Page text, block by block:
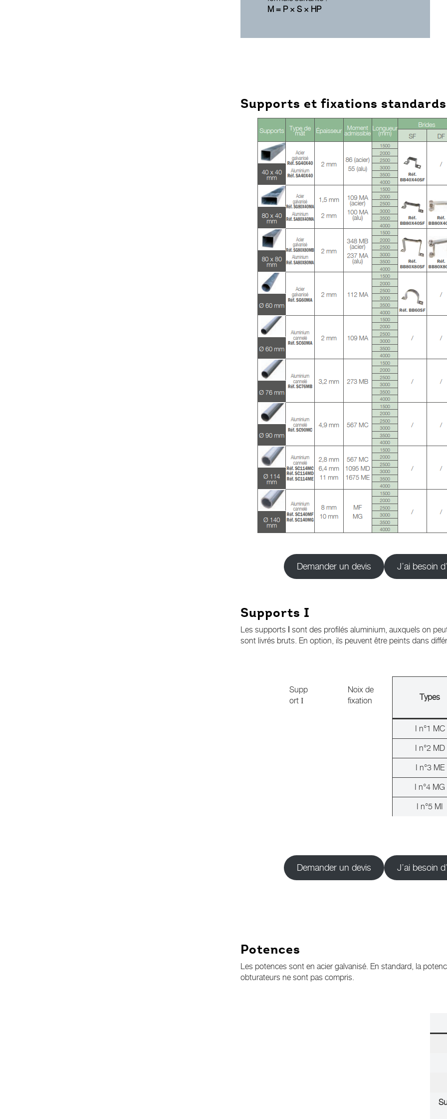
M = P × S × HP
Supports et fixations standards
Demander un devis J’ai besoin
Supports I
Les supports I sont des profilés aluminium, auxquels on
sont livrés bruts. En option, ils peuvent être peints dans
Supp
ort Ι
Noix de
fixation
Types
I n°1 MC
I n°2 MD
I n°3 ME
I n°4 MG
I n°5 MI
Demander un devis J’ai besoin
Potences
Les potences sont en acier galvanisé. En standard, la
obturateurs ne sont pas compris.